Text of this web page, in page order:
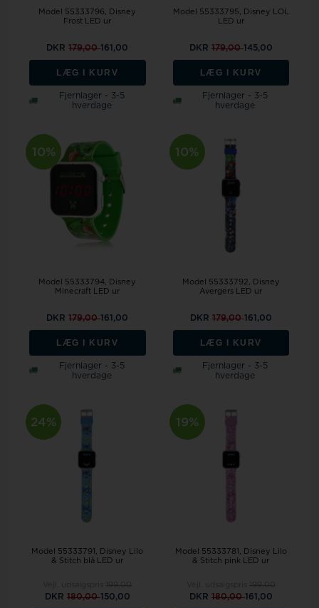
Model 55333796
Disney
Frost LED ur
DKR179,00161,00
LÆG I KURV
Fjernlager - 3-5
hverdage
Model 55333795
Disney LOL
LED ur
DKR 179,00145,00
LÆG I KURV
Fjernlager - 3-5
hverdage
10%
Model 55333794
Disney
Minecraft LED ur
DKR179,00161,00
LÆG I KURV
Fjernlager - 3-5
hverdage
10%
Model 55333792
Disney
Avergers LED ur
DKR 179,00161,00
LÆG I KURV
Fjernlager - 3-5
hverdage
24%
Model 55333791
Disney Lilo
& Stitch blå LED ur
DKR 180,00150,00
19%
Model 55333781
Disney Lilo
& Stitch pink LED ur
DKR 180,00161,00